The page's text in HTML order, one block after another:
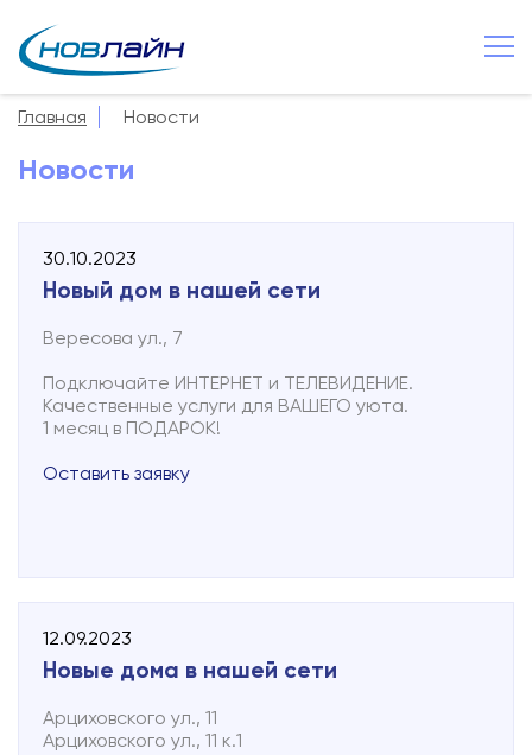
Великий Новгород
Услуги
Поддержка
Зона охвата
Способы оплаты
Личный кабинет
Главная Новости
Новости
30.10.2023
Новый дом в нашей сети
Вересова ул., 7
Подключайте ИНТЕРНЕТ и ТЕЛЕВИДЕНИЕ.
Качественные услуги для ВАШЕГО уюта.
1 месяц в ПОДАРОК!
Оставить заявку
12.09.2023
Новые дома в нашей сети
Арциховского ул., 11
Арциховского ул., 11 к.1